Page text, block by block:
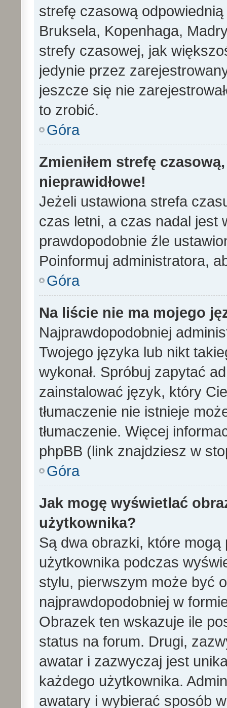
strefę czasową
Bruksela, Kopenhaga,
strefy czasowej, jak
jedynie przez
jeszcze się nie
to zrobić.
Góra
Zmieniłem strefę
nieprawidłowe!
Jeżeli ustawiona strefa
czas letni, a czas nadal jest
prawdopodobnie źle
Poinformuj administratora,
Góra
Na liście nie ma mojego
Najprawdopodobniej
Twojego języka lub nikt
wykonał. Spróbuj zapytać
zainstalować język, który
tłumaczenie nie istnieje
tłumaczenie. Więcej
phpBB (link znajdziesz w
Góra
Jak mogę wyświetlać
użytkownika?
Są dwa obrazki, które
użytkownika podczas
stylu, pierwszym może być
najprawdopodobniej w
Obrazek ten wskazuje ile
status na forum. Drugi,
awatar i zazwyczaj jest
każdego użytkownika.
awatary i wybierać sposób